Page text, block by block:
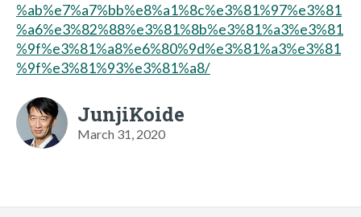
%ab%e7%a7%bb%e8%a1%8c%e3%81%97%e3%81
%a6%e3%82%88%e3%81%8b%e3%81%a3%e3%81
%9f%e3%81%a8%e6%80%9d%e3%81%a3%e3%81
%9f%e3%81%93%e3%81%a8/
JunjiKoide
March 31, 2020